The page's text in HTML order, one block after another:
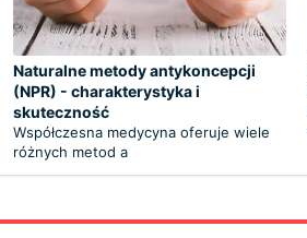
Naturalne metody antykoncepcji
(NPR) - charakterystyka i
skuteczność
Współczesna medycyna oferuje wiele
różnych metod a